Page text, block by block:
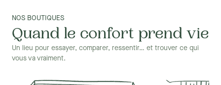
revêtement de votre canapé.
Pour les canapés en tissu, il est généralement possible de les
nettoyer avec un aspirateur et une brosse douce. Vous pouvez
également utiliser un détachant spécifique pour les tissus.
NOS BOUTIQUES
Quand le confort prend vie
Un lieu pour essayer, comparer, ressentir… et trouver ce qui
vous va vraiment.